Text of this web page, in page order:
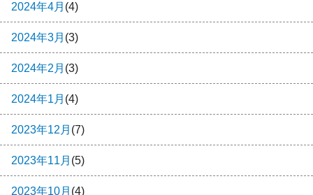
2024年4月 (4)
2024年3月 (3)
2024年2月 (3)
2024年1月 (4)
2023年12月 (7)
2023年11月 (5)
2023年10月 (4)